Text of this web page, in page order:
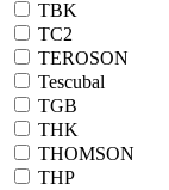
TBK
TC2
TEROSON
Tescubal
TGB
THK
THOMSON
THP